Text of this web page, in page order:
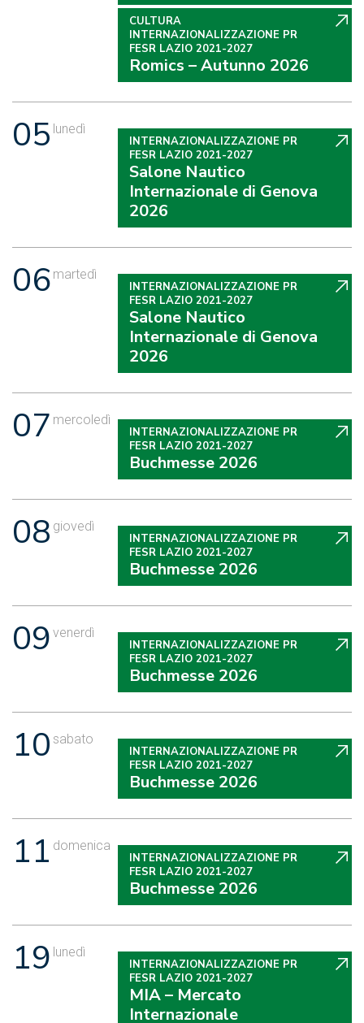
CULTURA
INTERNAZIONALIZZAZIONE PR
FESR LAZIO 2021-2027
Romics – Autunno 2026
05 lunedì
INTERNAZIONALIZZAZIONE PR
FESR LAZIO 2021-2027
Salone Nautico
Internazionale di Genova
2026
06 martedì
INTERNAZIONALIZZAZIONE PR
FESR LAZIO 2021-2027
Salone Nautico
Internazionale di Genova
2026
07 mercoledì
INTERNAZIONALIZZAZIONE PR
FESR LAZIO 2021-2027
Buchmesse 2026
08 giovedì
INTERNAZIONALIZZAZIONE PR
FESR LAZIO 2021-2027
Buchmesse 2026
09 venerdì
INTERNAZIONALIZZAZIONE PR
FESR LAZIO 2021-2027
Buchmesse 2026
10 sabato
INTERNAZIONALIZZAZIONE PR
FESR LAZIO 2021-2027
Buchmesse 2026
11 domenica
INTERNAZIONALIZZAZIONE PR
FESR LAZIO 2021-2027
Buchmesse 2026
19 lunedì
INTERNAZIONALIZZAZIONE PR
FESR LAZIO 2021-2027
MIA – Mercato
Internazionale